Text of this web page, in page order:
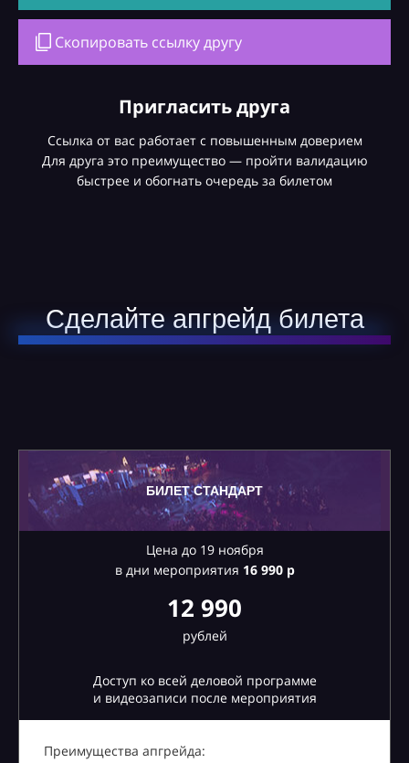
Скопировать ссылку другу
Пригласить друга
Ссылка от вас работает с повышенным доверием
Для друга это преимущество — пройти валидацию
быстрее и обогнать очередь за билетом
Сделайте апгрейд билета
БИЛЕТ СТАНДАРТ
Цена до 19 ноября
в дни мероприятия 16990 р
12 990
рублей
Доступ ко всей деловой программе
и видеозаписи после мероприятия
Преимущества апгрейда: